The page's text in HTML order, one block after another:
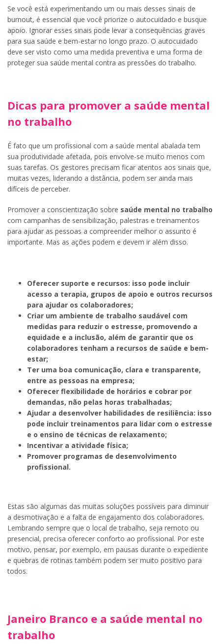
Se você está experimentando um ou mais desses sinais de
burnout, é essencial que você priorize o autocuidado e busque
apoio. Ignorar esses sinais pode levar a consequências graves
para sua saúde e bem-estar no longo prazo. O autocuidado
deve ser visto como uma medida preventiva e uma forma de
proteger sua saúde mental contra as pressões do trabalho.
Dicas para promover a saúde mental
no trabalho
É fato que um profissional com a saúde mental abalada tem
sua produtividade afetada, pois envolve-se muito menos com
suas tarefas. Os gestores precisam ficar atentos aos sinais que,
muitas vezes, liderando a distância, podem ser ainda mais
difíceis de perceber.
Promover a conscientização sobre saúde mental no trabalho
com campanhas de sensibilização, palestras e treinamentos
para ajudar as pessoas a compreender melhor o assunto é
importante. Mas as ações podem e devem ir além disso.
Oferecer suporte e recursos: isso pode incluir
acesso a terapia, grupos de apoio e outros recursos
para ajudar os colaboradores;
Criar um ambiente de trabalho saudável com
medidas para reduzir o estresse, promovendo a
equidade e a inclusão, além de garantir que os
colaboradores tenham a recursos de saúde e bem-
estar;
Ter uma boa comunicação, clara e transparente,
entre as pessoas na empresa;
Oferecer flexibilidade de horários e cobrar por
demandas, não pelas horas trabalhadas;
Ajudar a desenvolver habilidades de resiliência: isso
pode incluir treinamentos para lidar com o estresse
e o ensino de técnicas de relaxamento;
Incentivar a atividade física;
Promover programas de desenvolvimento
profissional.
Estas são algumas das muitas soluções possíveis para diminuir
a desmotivação e a falta de engajamento dos colaboradores.
Lembrando sempre que o local de trabalho, seja remoto ou
presencial, precisa oferecer conforto ao profissional. Por este
motivo, pensar, por exemplo, em pausas durante o expediente
e quebras de rotinas também podem ser muito positivo para
todos.
Janeiro Branco e a saúde mental no
trabalho